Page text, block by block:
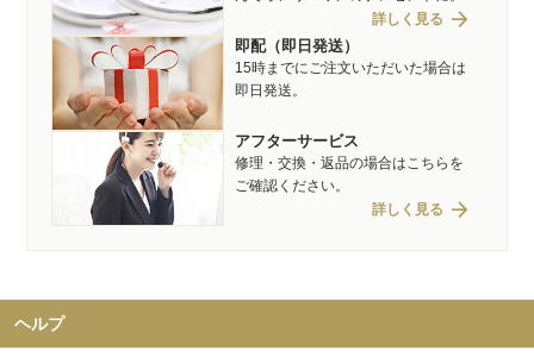
詳しく見る arrow_forward
即配（即日発送）
15時までにご注文いただいた場合は
即日発送。
アフターサービス
修理・交換・返品の場合はこちらを
ご確認ください。
詳しく見る arrow_forward
ヘルプ